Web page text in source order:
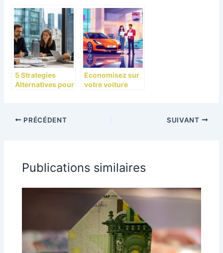
par mois :
découverte des
marchés
authentiques
nouveaux
montants et
calendrier de
versement
5 Strategies
Alternatives pour
2024
Economisez sur
votre voiture
PRÉCÉDENT SUIVANT
Publications similaires